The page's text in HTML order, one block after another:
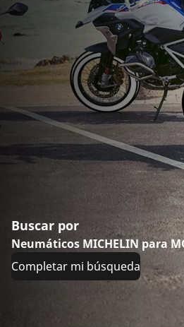
Buscar por
Neumáticos MICHELIN para
Completar mi búsqueda